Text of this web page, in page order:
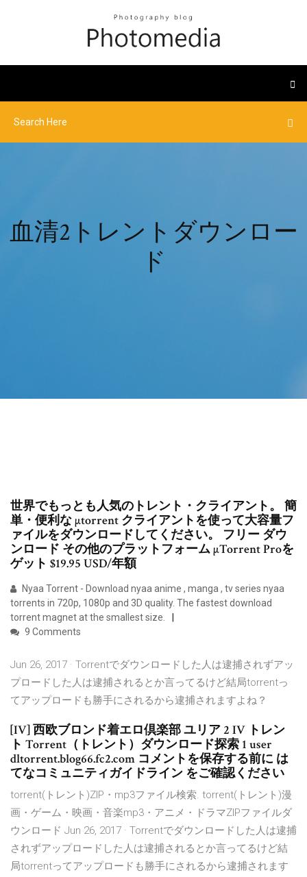
血清2トレントダウンロー
ド
世界でもっとも人気のトレント・クライアント。 簡
単・便利な µtorrent クライアントを使って大容量フ
ァイルをダウンロードしてください。 フリー ダウ
ンロード その他のプラットフォーム µTorrent Proを
ゲット $19.95 USD/年額
Nyaa Torrent - Download nyaa anime , manga , tv series nyaa
torrents in 720p, 1080p and 3D quality. The fastest download
torrent magnet at the smallest size.
9 Comments
Jun 26, 2017 · Torrentでダウンロードした人は逮捕されずアッ
プロードした人は逮捕されるとか言ってるけど結局torrentっ
てアップロードも勝手にされるから逮捕されますよね？
[IV] 西欧ブロンド着エロ倶楽部 ユリア 2 IV トレン
ト Torrent（トレント）ダウンロード探索 1 user
dltorrent.blog66.fc2.com コメントを保存する前に は
てなコミュニティガイドライン をご確認ください
torrent(トレント)ZIP・mp3ファイル検索. torrent(トレント)漫
画・ゲーム・映画・音楽mp3・アニメ・ドラマZIPファイルダ
ウンロード Jun 26, 2017 · Torrentでダウンロードした人は逮捕
されずアップロードした人は逮捕されるとか言ってるけど結
局torrentってアップロードも勝手にされるから逮捕されます